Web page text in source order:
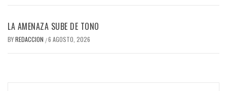
LA AMENAZA SUBE DE TONO
BYREDACCION /6 AGOSTO, 2026